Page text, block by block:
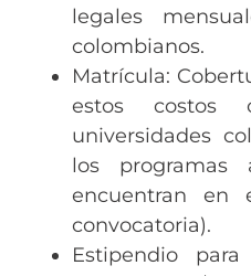
legales
colombianos.
Matrícula:
estos costos
universidades
los programas
encuentran en
convocatoria).
Estipendio